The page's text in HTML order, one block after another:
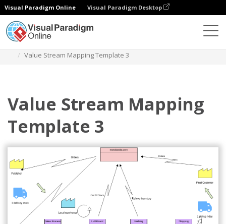
Visual Paradigm Online Visual Paradigm Desktop
Value Stream Mapping Template 3
Value Stream Mapping
Template 3